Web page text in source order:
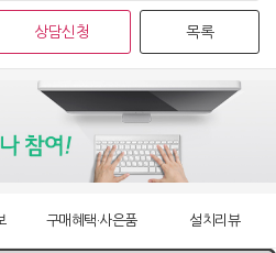
[4년약정]
] [5년약정]
목록
상담신청
구매혜택·사은품 설치리뷰